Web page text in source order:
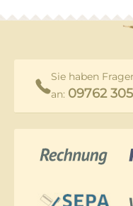
Sie haben
an: 09762 305